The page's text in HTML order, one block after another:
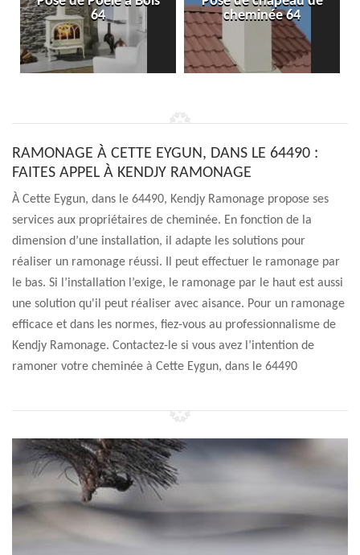
64
cheminée 64
RAMONAGE À CETTE EYGUN, DANS LE 64490 :
FAITES APPEL À KENDJY RAMONAGE
À Cette Eygun, dans le 64490, Kendjy Ramonage propose ses
services aux propriétaires de cheminée. En fonction de la
dimension d’une installation, il adapte les solutions pour
réaliser un ramonage réussi. Il peut effectuer le ramonage par
le bas. Si l’installation l’exige, le ramonage par le haut est aussi
une solution qu'il peut réaliser avec aisance. Pour un ramonage
efficace et dans les normes, fiez-vous au professionnalisme de
Kendjy Ramonage. Contactez-le si vous avez l’intention de
ramoner votre cheminée à Cette Eygun, dans le 64490